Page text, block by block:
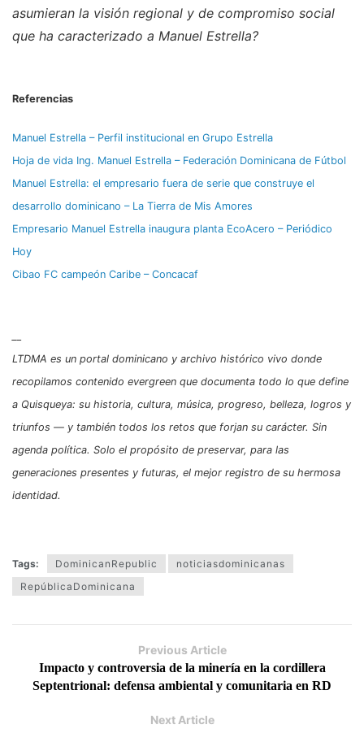
asumieran la visión regional y de compromiso social
que ha caracterizado a Manuel Estrella?
Referencias
Manuel Estrella – Perfil institucional en Grupo Estrella
Hoja de vida Ing. Manuel Estrella – Federación Dominicana de Fútbol
Manuel Estrella: el empresario fuera de serie que construye el
desarrollo dominicano – La Tierra de Mis Amores
Empresario Manuel Estrella inaugura planta EcoAcero – Periódico
Hoy
Cibao FC campeón Caribe – Concacaf
LTDMA es un portal dominicano y archivo histórico vivo donde
recopilamos contenido evergreen que documenta todo lo que define
a Quisqueya: su historia, cultura, música, progreso, belleza, logros y
triunfos — y también todos los retos que forjan su carácter. Sin
agenda política. Solo el propósito de preservar, para las
generaciones presentes y futuras, el mejor registro de su hermosa
identidad.
Tags: DominicanRepublic
noticiasdominicanas
RepúblicaDominicana
Previous Article
Impacto y controversia de la minería en la cordillera
Septentrional: defensa ambiental y comunitaria en RD
Next Article